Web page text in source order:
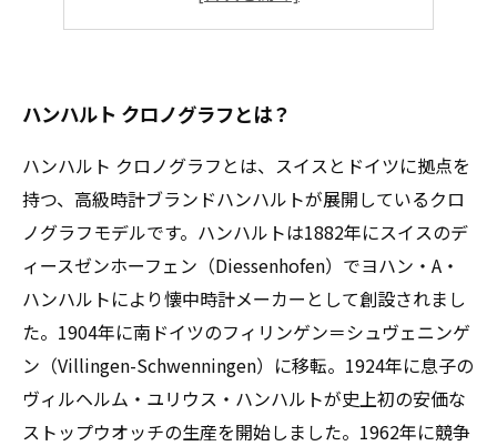
ハンハルト クロノグラフとは？
ハンハルト クロノグラフとは、スイスとドイツに拠点を
持つ、高級時計ブランドハンハルトが展開しているクロ
ノグラフモデルです。ハンハルトは1882年にスイスのデ
ィースゼンホーフェン（Diessenhofen）でヨハン・A・
ハンハルトにより懐中時計メーカーとして創設されまし
た。1904年に南ドイツのフィリンゲン＝シュヴェニンゲ
ン（Villingen-Schwenningen）に移転。1924年に息子の
ヴィルヘルム・ユリウス・ハンハルトが史上初の安価な
ストップウオッチの生産を開始しました。1962年に競争